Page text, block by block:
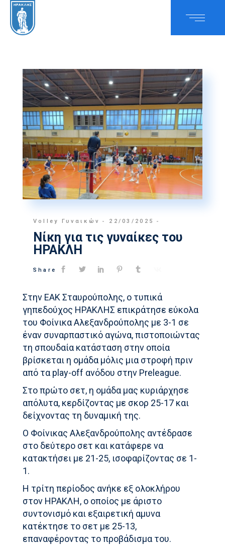
Volley Γυναικών 22/03/2025
Νίκη για τις γυναίκες του
ΗΡΑΚΛΗ
Share
Στην ΕΑΚ Σταυρούπολης, ο τυπικά
γηπεδούχος ΗΡΑΚΛΗΣ επικράτησε εύκολα
του Φοίνικα Αλεξανδρούπολης με 3-1 σε
έναν συναρπαστικό αγώνα, πιστοποιώντας
τη σπουδαία κατάσταση στην οποία
βρίσκεται η ομάδα μόλις μια στροφή πριν
από τα play-off ανόδου στην Preleague.
Στο πρώτο σετ, η ομάδα μας κυριάρχησε
απόλυτα, κερδίζοντας με σκορ 25-17 και
δείχνοντας τη δυναμική της.
Ο Φοίνικας Αλεξανδρούπολης αντέδρασε
στο δεύτερο σετ και κατάφερε να
κατακτήσει με 21-25, ισοφαρίζοντας σε 1-
1.
Η τρίτη περίοδος ανήκε εξ ολοκλήρου
στον ΗΡΑΚΛΗ, ο οποίος με άριστο
συντονισμό και εξαιρετική αμυνα
κατέκτησε το σετ με 25-13,
επαναφέροντας το προβάδισμα του.